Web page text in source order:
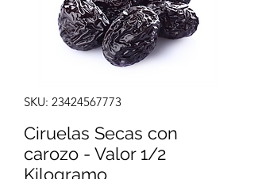
SKU: 23424567773
Ciruelas Secas con
carozo - Valor 1/2
Kilogramo